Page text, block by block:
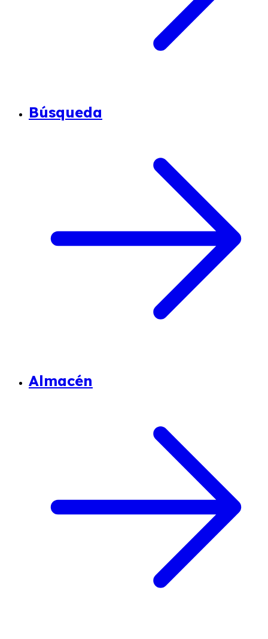
Búsqueda
Almacén